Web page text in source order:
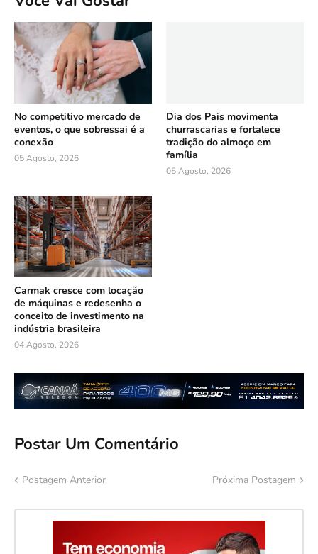
No competitivo mercado de
eventos, o que sobressai é a
conexão
05 Agosto, 2026
Dia dos Pais movimenta
churrascarias e fortalece
tradição do almoço em
família
05 Agosto, 2026
Carmak cresce com locação
de máquinas e redesenha o
conceito de investimento na
indústria brasileira
04 Agosto, 2026
Postar Um Comentário
Postagem Anterior Próxima Postagem